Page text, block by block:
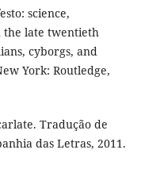
science,
the late twentieth
cyborgs, and
York: Routledge,
Tradução de
das Letras, 2011.